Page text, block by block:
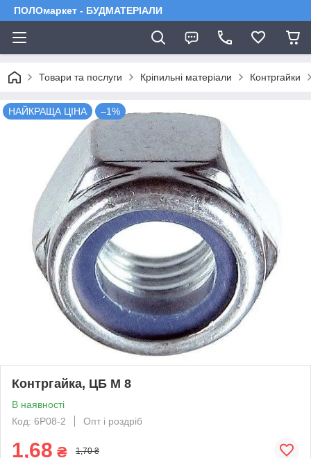
ПОЛОмаркет - БУДМАТЕРІАЛИ
Товари та послуги Кріпильні матеріали Контргайки
НАЙКРАЩА ЦІНА –1%
Контргайка, ЦБ М 8
В наявності
Код: 6Р08-2
Опт і роздріб
1,68 ₴ 1,70 ₴